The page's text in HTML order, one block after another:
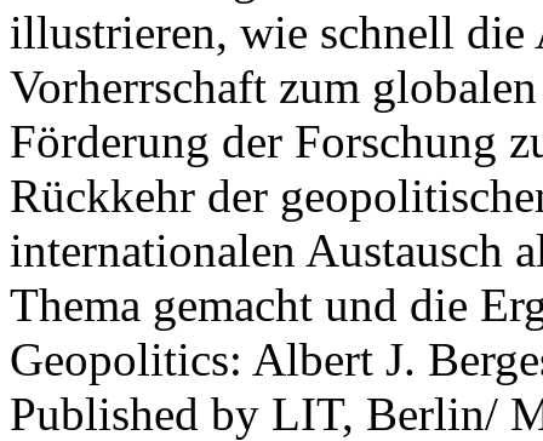
illustrieren, wie schnell die
Vorherrschaft zum
Förderung der Forschung
Rückkehr der
internationalen Austausch
Thema gemacht und die
Geopolitics: Albert J.
Published by LIT, Berlin/